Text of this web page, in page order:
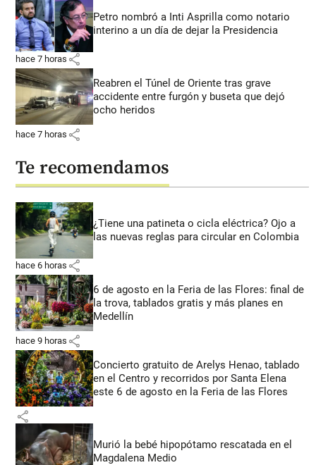
Petro nombró a Inti Asprilla como notario
interino a un día de dejar la Presidencia
hace 7 horas share
Reabren el Túnel de Oriente tras grave
accidente entre furgón y buseta que dejó
ocho heridos
hace 7 horas share
Te recomendamos
¿Tiene una patineta o cicla eléctrica? Ojo a
las nuevas reglas para circular en Colombia
hace 6 horas share
6 de agosto en la Feria de las Flores: final de
la trova, tablados gratis y más planes en
Medellín
hace 9 horas share
Concierto gratuito de Arelys Henao, tablado
en el Centro y recorridos por Santa Elena
este 6 de agosto en la Feria de las Flores
share
Murió la bebé hipopótamo rescatada en el
Magdalena Medio